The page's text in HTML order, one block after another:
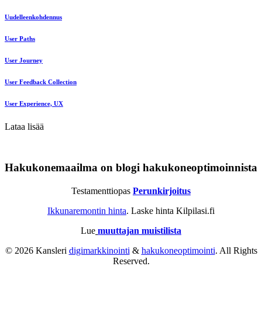
Uudelleenkohdennus
User Paths
User Journey
User Feedback Collection
User Experience, UX
Lataa lisää
Hakukonemaailma on blogi hakukoneoptimoinnista
Testamenttiopas Perunkirjoitus
Ikkunaremontin hinta. Laske hinta Kilpilasi.fi
Lue muuttajan muistilista
© 2026 Kansleri digimarkkinointi & hakukoneoptimointi. All Rights
Reserved.